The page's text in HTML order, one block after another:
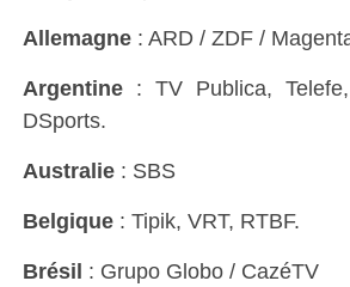
Allemagne: ARD / ZDF /
Argentine : TV Publica,
DSports.
Australie: SBS
Belgique : Tipik, VRT, RTBF.
Brésil : Grupo Globo / CazéTV